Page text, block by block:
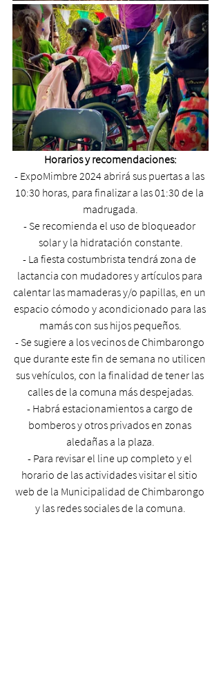
Horarios y recomendaciones:
- ExpoMimbre 2024 abrirá sus puertas a las
10:30 horas, para finalizar a las 01:30 de la
madrugada.
- Se recomienda el uso de bloqueador
solar y la hidratación constante.
- La fiesta costumbrista tendrá zona de
lactancia con mudadores y artículos para
calentar las mamaderas y/o papillas, en un
espacio cómodo y acondicionado para las
mamás con sus hijos pequeños.
- Se sugiere a los vecinos de Chimbarongo
que durante este fin de semana no utilicen
sus vehículos, con la finalidad de tener las
calles de la comuna más despejadas.
- Habrá estacionamientos a cargo de
bomberos y otros privados en zonas
aledañas a la plaza.
- Para revisar el line up completo y el
horario de las actividades visitar el sitio
web de la Municipalidad de Chimbarongo
y las redes sociales de la comuna.